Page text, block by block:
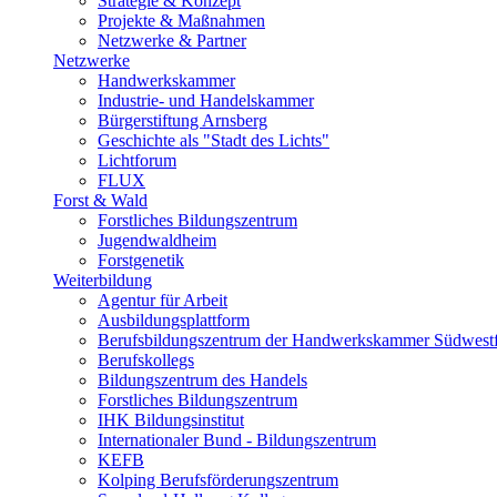
Projekte & Maßnahmen
Netzwerke & Partner
Netzwerke
Handwerkskammer
Industrie- und Handelskammer
Bürgerstiftung Arnsberg
Geschichte als "Stadt des Lichts"
Lichtforum
FLUX
Forst & Wald
Forstliches Bildungszentrum
Jugendwaldheim
Forstgenetik
Weiterbildung
Agentur für Arbeit
Ausbildungsplattform
Berufsbildungszentrum der Handwerkskammer
Berufskollegs
Bildungszentrum des Handels
Forstliches Bildungszentrum
IHK Bildungsinstitut
Internationaler Bund - Bildungszentrum
KEFB
Kolping Berufsförderungszentrum